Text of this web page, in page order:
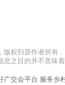
版权归原作者所有
之目的并不意味
广交会平台 服务乡